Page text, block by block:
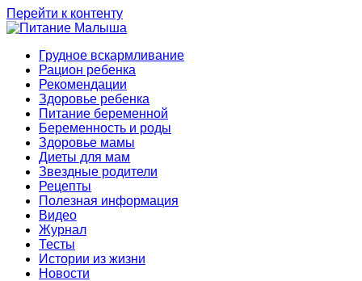
Перейти к контенту
Грудное вскармливание
Рацион ребенка
Рекомендации
Здоровье ребенка
Питание беременной
Беременность и роды
Здоровье мамы
Диеты для мам
Звездные родители
Рецепты
Полезная информация
Видео
Журнал
Тесты
Истории из жизни
Новости